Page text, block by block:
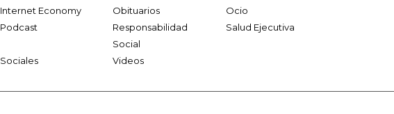
Internet Economy
Obituarios
Ocio
Podcast
Responsabilidad
Social
Salud Ejecutiva
Sociales Videos